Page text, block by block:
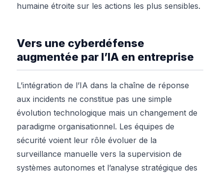
humaine étroite sur les actions les plus sensibles.
Vers une cyberdéfense
augmentée par l’IA en entreprise
L’intégration de l’IA dans la chaîne de réponse
aux incidents ne constitue pas une simple
évolution technologique mais un changement de
paradigme organisationnel. Les équipes de
sécurité voient leur rôle évoluer de la
surveillance manuelle vers la supervision de
systèmes autonomes et l’analyse stratégique des